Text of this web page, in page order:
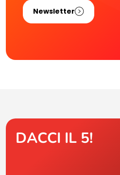
Newsletter
DACCI IL 5!